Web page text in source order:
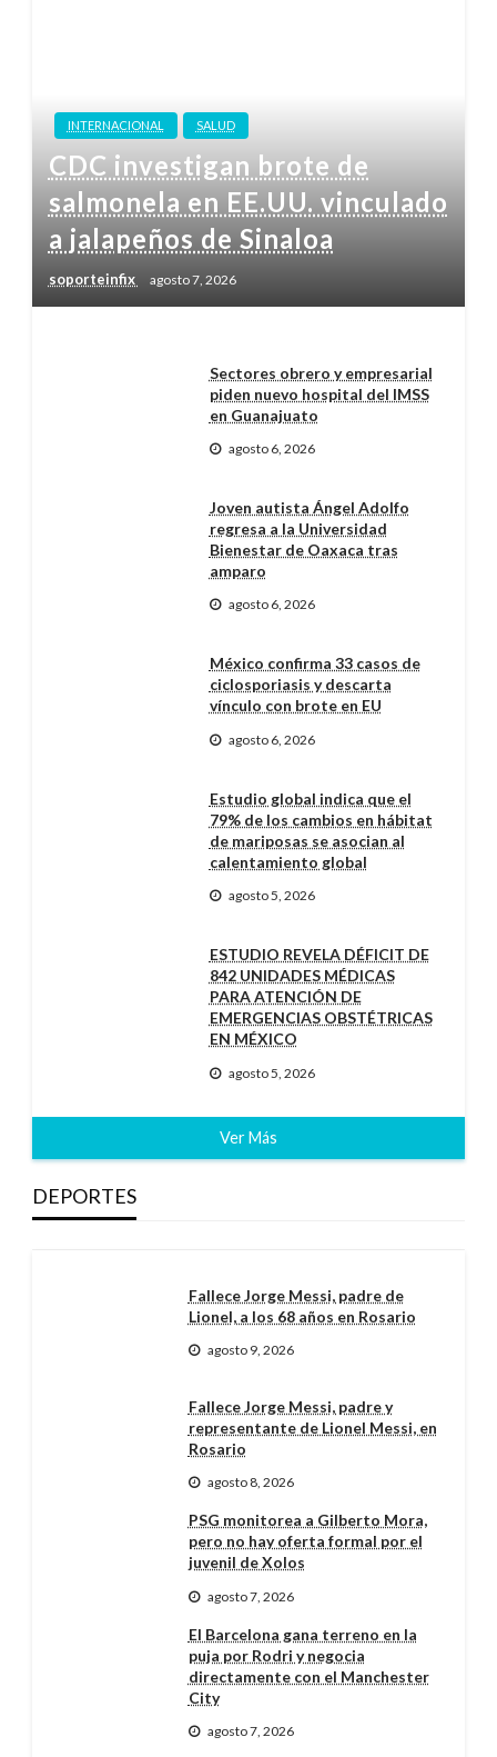
INTERNACIONAL SALUD
CDC investigan brote de
salmonela en EE.UU. vinculado
a jalapeños de Sinaloa
soporteinfix agosto 7, 2026
Sectores obrero y empresarial
piden nuevo hospital del IMSS
en Guanajuato
agosto 6, 2026
Joven autista Ángel Adolfo
regresa a la Universidad
Bienestar de Oaxaca tras
amparo
agosto 6, 2026
México confirma 33 casos de
ciclosporiasis y descarta
vínculo con brote en EU
agosto 6, 2026
Estudio global indica que el
79% de los cambios en hábitat
de mariposas se asocian al
calentamiento global
agosto 5, 2026
ESTUDIO REVELA DÉFICIT DE
842 UNIDADES MÉDICAS
PARA ATENCIÓN DE
EMERGENCIAS OBSTÉTRICAS
EN MÉXICO
agosto 5, 2026
Ver Más
DEPORTES
Fallece Jorge Messi, padre de
Lionel, a los 68 años en Rosario
agosto 9, 2026
Fallece Jorge Messi, padre y
representante de Lionel Messi, en
Rosario
agosto 8, 2026
PSG monitorea a Gilberto Mora,
pero no hay oferta formal por el
juvenil de Xolos
agosto 7, 2026
El Barcelona gana terreno en la
puja por Rodri y negocia
directamente con el Manchester
City
agosto 7, 2026